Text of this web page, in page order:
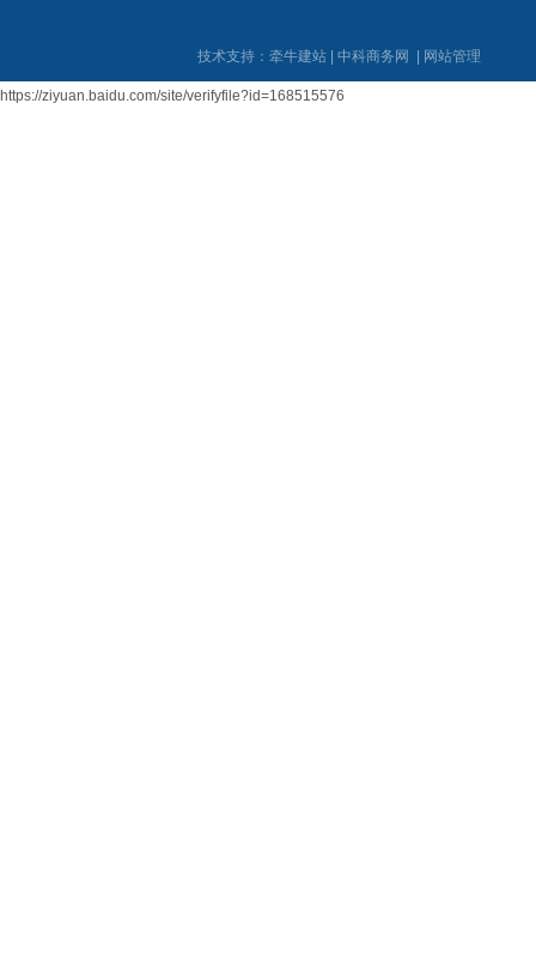
技术支持： 牵牛建站 中科商务网 网站管理
https://ziyuan.baidu.com/site/verifyfile?id=168515576